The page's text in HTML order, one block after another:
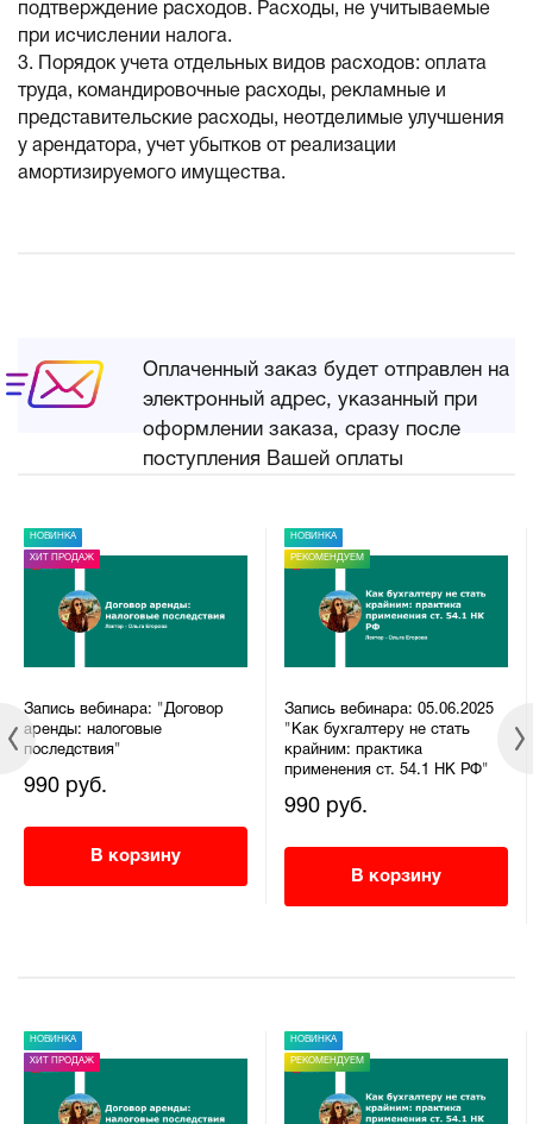
подтверждение расходов. Расходы, не учитываемые
при исчислении налога.
3. Порядок учета отдельных видов расходов: оплата
труда, командировочные расходы, рекламные и
представительские расходы, неотделимые улучшения
у арендатора, учет убытков от реализации
амортизируемого имущества.
Оплаченный заказ будет отправлен на
электронный адрес, указанный при
оформлении заказа, сразу после
поступления Вашей оплаты
НОВИНКА
ХИТ ПРОДАЖ
Запись вебинара: "Договор
аренды: налоговые
последствия"
990 руб.
В корзину
НОВИНКА
РЕКОМЕНДУЕМ
Запись вебинара: 05.06.2025
"Как бухгалтеру не стать
крайним: практика
применения ст. 54.1 НК РФ"
990 руб.
В корзину
НОВИНКА
ХИТ ПРОДАЖ
НОВИНКА
РЕКОМЕНДУЕМ